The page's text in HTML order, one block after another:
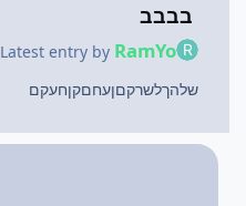
בבבב
Latest entry by RamYo
שלהךלשרקםןעחםקןחעקם